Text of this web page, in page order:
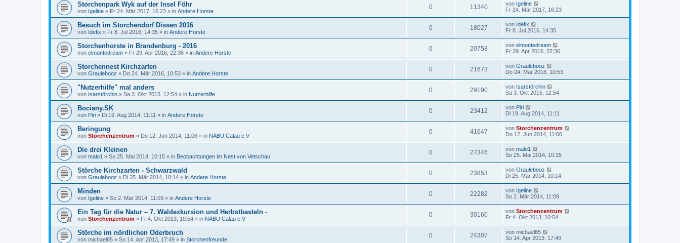
Storchenpark Wyk auf der Insel Föhr
von Igeline » Fr 24. Mär 2017, 16:23 » in Andere Horste
0 11340 von Igeline
Fr 24. Mär 2017, 16:23
Besuch im Storchendorf Dissen 2016
von Idefix » Fr 8. Jul 2016, 14:35 » in Andere Horste
0 18027 von Idefix
Fr 8. Jul 2016, 14:35
Storchenhorste in Brandenburg - 2016
von elmontedream » Fr 29. Apr 2016, 22:36 » in Andere Horste
0 20758 von elmontedream
Fr 29. Apr 2016, 22:36
Storchennest Kirchzarten
von Graulebooz » Do 24. Mär 2016, 10:53 » in Andere Horste
0 21673 von Graulebooz
Do 24. Mär 2016, 10:53
"Nutzerhilfe" mal anders
von Isarstörchin » Sa 3. Okt 2015, 12:54 » in Nutzerhilfe
0 29190 von Isarstörchin
Sa 3. Okt 2015, 12:54
Bociany.SK
von Piri » Di 19. Aug 2014, 11:11 » in Andere Horste
0 23412 von Piri
Di 19. Aug 2014, 11:11
Beringung
von Storchenzentrum » Do 12. Jun 2014, 11:06 » in NABU Calau e.V
0 41647 von Storchenzentrum
Do 12. Jun 2014, 11:06
Die drei Kleinen
von malo1 » So 25. Mai 2014, 10:15 » in Beobachtungen im Nest von Vetschau
0 27346 von malo1
So 25. Mai 2014, 10:15
Störche Kirchzarten - Schwarzwald
von Graulebooz » Di 25. Mär 2014, 10:14 » in Andere Horste
0 23853 von Graulebooz
Di 25. Mär 2014, 10:14
Minden
von Igeline » So 2. Mär 2014, 11:09 » in Andere Horste
0 22282 von Igeline
So 2. Mär 2014, 11:09
Ein Tag für die Natur – 7. Waldexkursion und Herbstbasteln -
von Storchenzentrum » Fr 4. Okt 2013, 10:54 » in NABU Calau e.V
0 30160 von Storchenzentrum
Fr 4. Okt 2013, 10:54
Störche im nördlichen Oderbruch
von michael85 » So 14. Apr 2013, 17:49 » in Storchenfreunde
0 24307 von michael85
So 14. Apr 2013, 17:49